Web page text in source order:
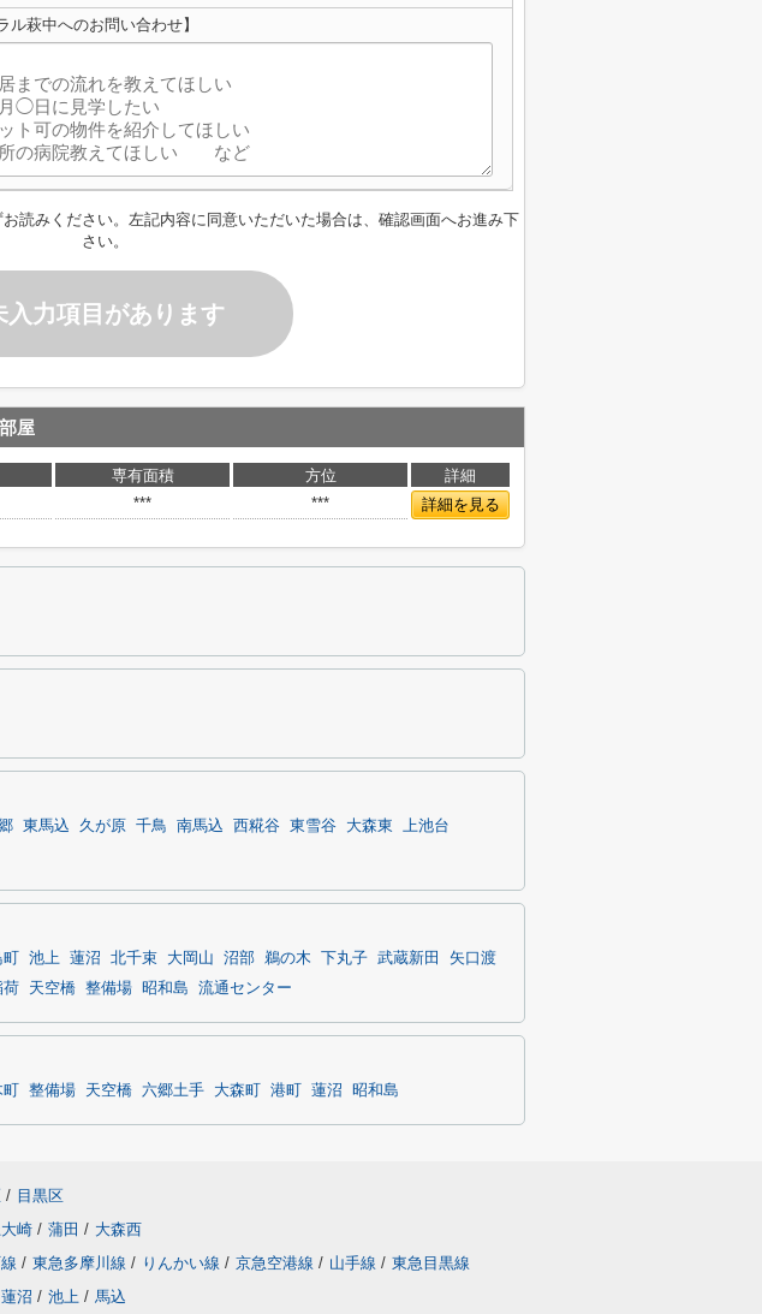
ル萩中へのお問い合わせ】
お読みください。左記内容に同意いただいた場合は、確認画面へお進み下
さい。
入力項目があります
屋
専有面積 方位
詳細
*** *** 詳細を見る
東馬込 久が原 千鳥 南馬込 西糀谷 東雪谷 大森東
上池台
池上 蓮沼 北千束 大岡山 沼部 鵜の木 下丸子 武蔵新田
矢口渡
荷 天空橋 整備場 昭和島 流通センター
整備場 天空橋 六郷土手 大森町 港町 蓮沼 昭和島
/ 目黒区
崎 / 蒲田 / 大森西
/ 東急多摩川線 / りんかい線 / 京急空港線 / 山手線 / 東急目黒線
蓮沼 / 池上 / 馬込